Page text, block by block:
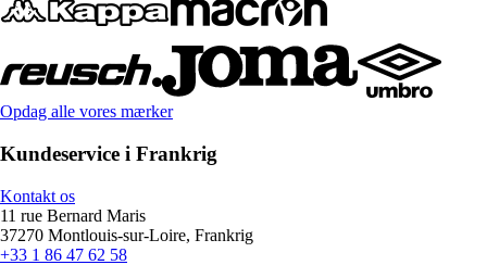
Opdag alle vores mærker
Kundeservice i Frankrig
Kontakt os
11 rue Bernard Maris
37270 Montlouis-sur-Loire, Frankrig
+33 1 86 47 62 58